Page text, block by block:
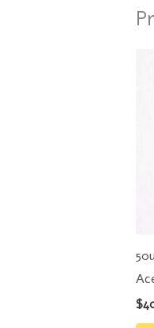
$